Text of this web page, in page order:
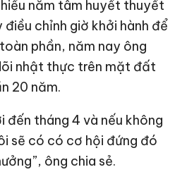
năm tâm huyết thuyết
chỉnh giờ khởi hành để
phần, năm nay ông
nhật thực trên mặt đất
20 năm.
đến tháng 4 và nếu không
sẽ có có cơ hội đứng đó
ông chia sẻ.